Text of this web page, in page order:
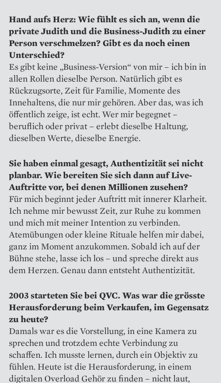
Hand aufs Herz: Wie fühlt es sich an, wenn die
private Judith und die Business-Judith zu einer
Person verschmelzen? Gibt es da noch einen
Unterschied?
Es gibt keine „Business-Version“ von mir – ich bin in
allen Rollen dieselbe Person. Natürlich gibt es
Rückzugsorte, Zeit für Familie, Momente des
Innehaltens, die nur mir gehören. Aber das, was ich
öffentlich zeige, ist echt. Wer mir begegnet –
beruflich oder privat – erlebt dieselbe Haltung,
dieselben Werte, dieselbe Energie.
Sie haben einmal gesagt, Authentizität sei nicht
planbar. Wie bereiten Sie sich dann auf Live-
Auftritte vor, bei denen Millionen zusehen?
Für mich beginnt jeder Auftritt mit innerer Klarheit.
Ich nehme mir bewusst Zeit, zur Ruhe zu kommen
und mich mit meiner Intention zu verbinden.
Atemübungen oder kleine Rituale helfen mir dabei,
ganz im Moment anzukommen. Sobald ich auf der
Bühne stehe, lasse ich los – und spreche direkt aus
dem Herzen. Genau dann entsteht Authentizität.
2003 starteten Sie bei QVC. Was war die grösste
Herausforderung beim Verkaufen, im Gegensatz
zu heute?
Damals war es die Vorstellung, in eine Kamera zu
sprechen und trotzdem echte Verbindung zu
schaffen. Ich musste lernen, durch ein Objektiv zu
fühlen. Heute ist die Herausforderung, in einem
digitalen Overload Gehör zu finden – nicht laut,